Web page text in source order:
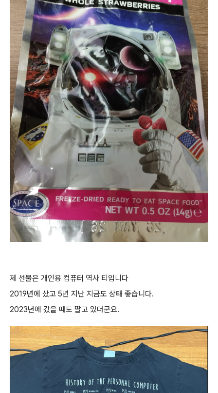
제 선물은 개인용 컴퓨터 역사 티입니다
2019년에 샀고 5년 지난 지금도 상태 좋습니다.
2023년에 갔을 때도 팔고 있더군요.